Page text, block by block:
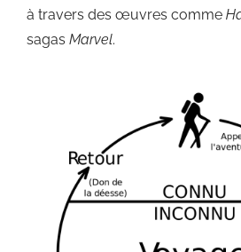
à travers des œuvres comme
sagas Marvel.